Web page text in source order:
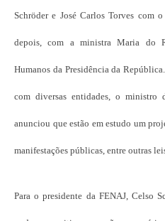
Schröder e José Carlos Torves com
depois, com a ministra Maria do
Humanos da Presidência da
com diversas entidades, o ministro
anunciou que estão em estudo um
manifestações públicas, entre outras
Para o presidente da FENAJ, Celso